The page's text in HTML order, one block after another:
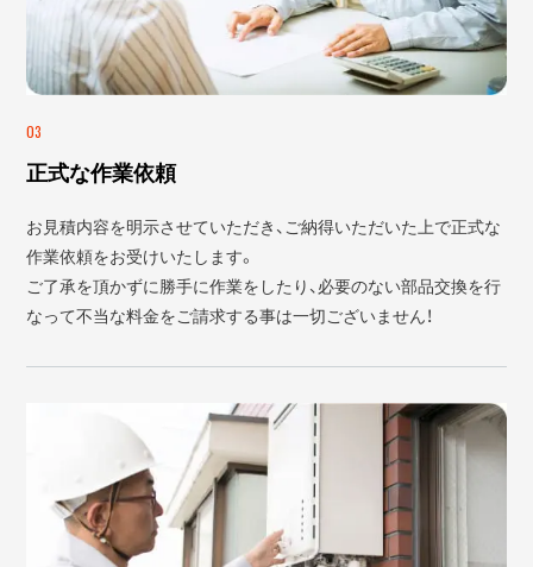
03
正式な作業依頼
お見積内容を明示させていただき、ご納得いただいた上で正式な
作業依頼をお受けいたします。
ご了承を頂かずに勝手に作業をしたり、必要のない部品交換を行
なって不当な料金をご請求する事は一切ございません！